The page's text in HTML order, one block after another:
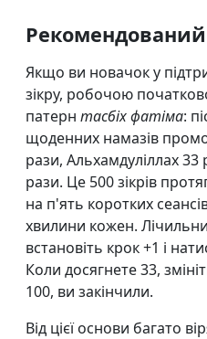
Якщо ви новачок у
зікру, робочою
патерн тасбіх фатіма:
щоденних намазів
рази, Альхамдуліллах
рази. Це 500 зікрів
на п'ять коротких
хвилини кожен.
встановіть крок +1 і
Коли досягнете 33,
100, ви закінчили.
Від цієї основи багато